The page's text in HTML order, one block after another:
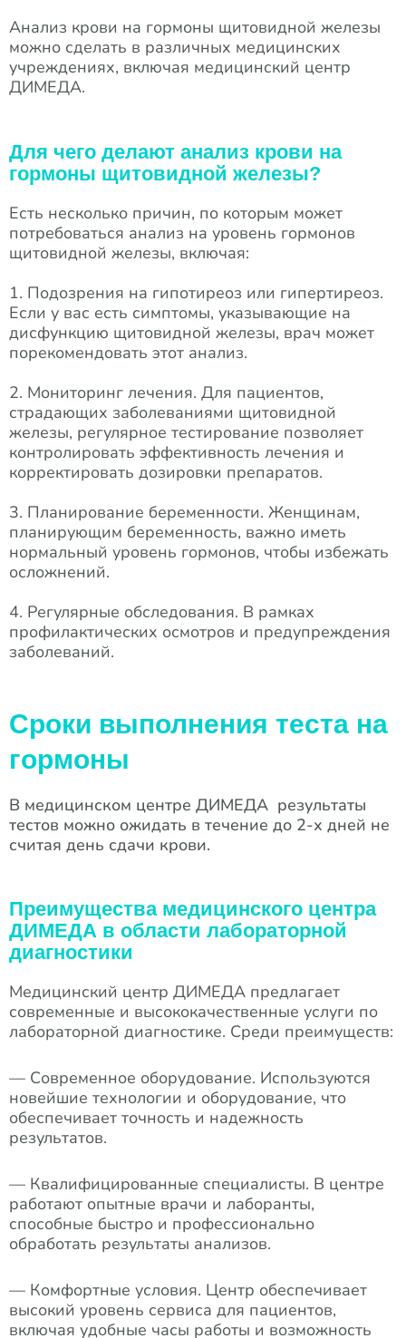
Анализ крови на гормоны щитовидной железы
можно сделать в различных медицинских
учреждениях, включая медицинский центр
ДИМЕДА.
Для чего делают анализ крови на
гормоны щитовидной железы?
Есть несколько причин, по которым может
потребоваться анализ на уровень гормонов
щитовидной железы, включая:
1. Подозрения на гипотиреоз или гипертиреоз.
Если у вас есть симптомы, указывающие на
дисфункцию щитовидной железы, врач может
порекомендовать этот анализ.
2. Мониторинг лечения. Для пациентов,
страдающих заболеваниями щитовидной
железы, регулярное тестирование позволяет
контролировать эффективность лечения и
корректировать дозировки препаратов.
3. Планирование беременности. Женщинам,
планирующим беременность, важно иметь
нормальный уровень гормонов, чтобы избежать
осложнений.
4. Регулярные обследования. В рамках
профилактических осмотров и предупреждения
заболеваний.
Сроки выполнения теста на
гормоны
В медицинском центре ДИМЕДА результаты
тестов можно ожидать в течение до 2-х дней не
считая день сдачи крови.
Преимущества медицинского центра
ДИМЕДА в области лабораторной
диагностики
Медицинский центр ДИМЕДА предлагает
современные и высококачественные услуги по
лабораторной диагностике. Среди преимуществ:
— Современное оборудование. Используются
новейшие технологии и оборудование, что
обеспечивает точность и надежность
результатов.
— Квалифицированные специалисты. В центре
работают опытные врачи и лаборанты,
способные быстро и профессионально
обработать результаты анализов.
— Комфортные условия. Центр обеспечивает
высокий уровень сервиса для пациентов,
включая удобные часы работы и возможность